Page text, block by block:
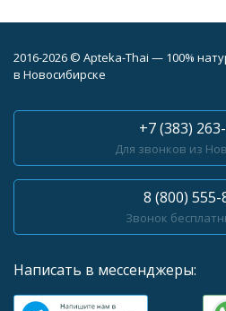
2016-2026 © Apteka-Thai — 100%
в Новосибирске
+7 (383)
Для звонков из
8 (800) 555-
Звонок
Написать в мессенджеры: